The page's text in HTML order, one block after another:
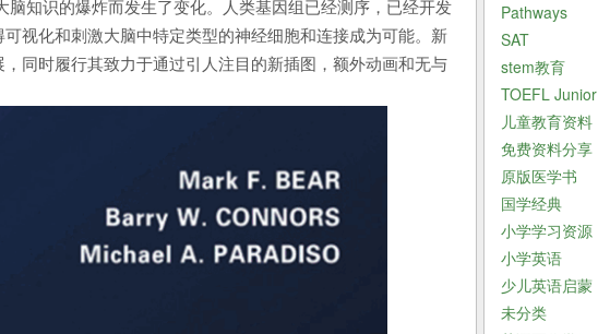
知识的爆炸而发生了变化。人类基因组已经测序，已经开发
视化和刺激大脑中特定类型的神经细胞和连接成为可能。新
同时履行其致力于通过引人注目的新插图，额外动画和无与
Pathways
SAT
stem教育
TOEFL Junior
儿童教育资料
免费资料分享
原版医学书
国学经典
小学学习资源
小学英语
少儿英语启蒙
未分类